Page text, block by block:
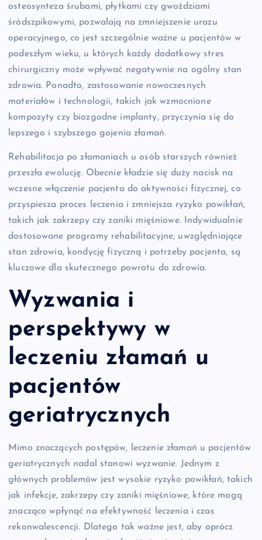
osteosynteza śrubami, płytkami czy gwoździami
śródszpikowymi, pozwalają na zmniejszenie urazu
operacyjnego, co jest szczególnie ważne u pacjentów w
podeszłym wieku, u których każdy dodatkowy stres
chirurgiczny może wpływać negatywnie na ogólny stan
zdrowia. Ponadto, zastosowanie nowoczesnych
materiałów i technologii, takich jak wzmocnione
kompozyty czy biozgodne implanty, przyczynia się do
lepszego i szybszego gojenia złamań.
Rehabilitacja po złamaniach u osób starszych również
przeszła ewolucję. Obecnie kładzie się duży nacisk na
wczesne włączenie pacjenta do aktywności fizycznej, co
przyspiesza proces leczenia i zmniejsza ryzyko powikłań,
takich jak zakrzepy czy zaniki mięśniowe. Indywidualnie
dostosowane programy rehabilitacyjne, uwzględniające
stan zdrowia, kondycję fizyczną i potrzeby pacjenta, są
kluczowe dla skutecznego powrotu do zdrowia.
Wyzwania i
perspektywy w
leczeniu złamań u
pacjentów
geriatrycznych
Mimo znaczących postępów, leczenie złamań u pacjentów
geriatrycznych nadal stanowi wyzwanie. Jednym z
głównych problemów jest wysokie ryzyko powikłań, takich
jak infekcje, zakrzepy czy zaniki mięśniowe, które mogą
znacząco wpłynąć na efektywność leczenia i czas
rekonwalescencji. Dlatego tak ważne jest, aby oprócz